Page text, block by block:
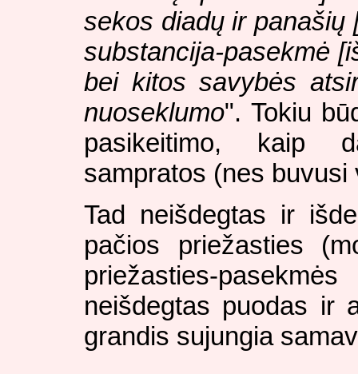
sekos diadų ir panašių
substancija-pasekmė
bei kitos savybės
nuoseklumo". Tokiu
pasikeitimo, kaip
sampratos (nes
Tad neišdegtas ir
pačios priežasties
priežasties-
neišdegtas puodas ir
grandis sujungia